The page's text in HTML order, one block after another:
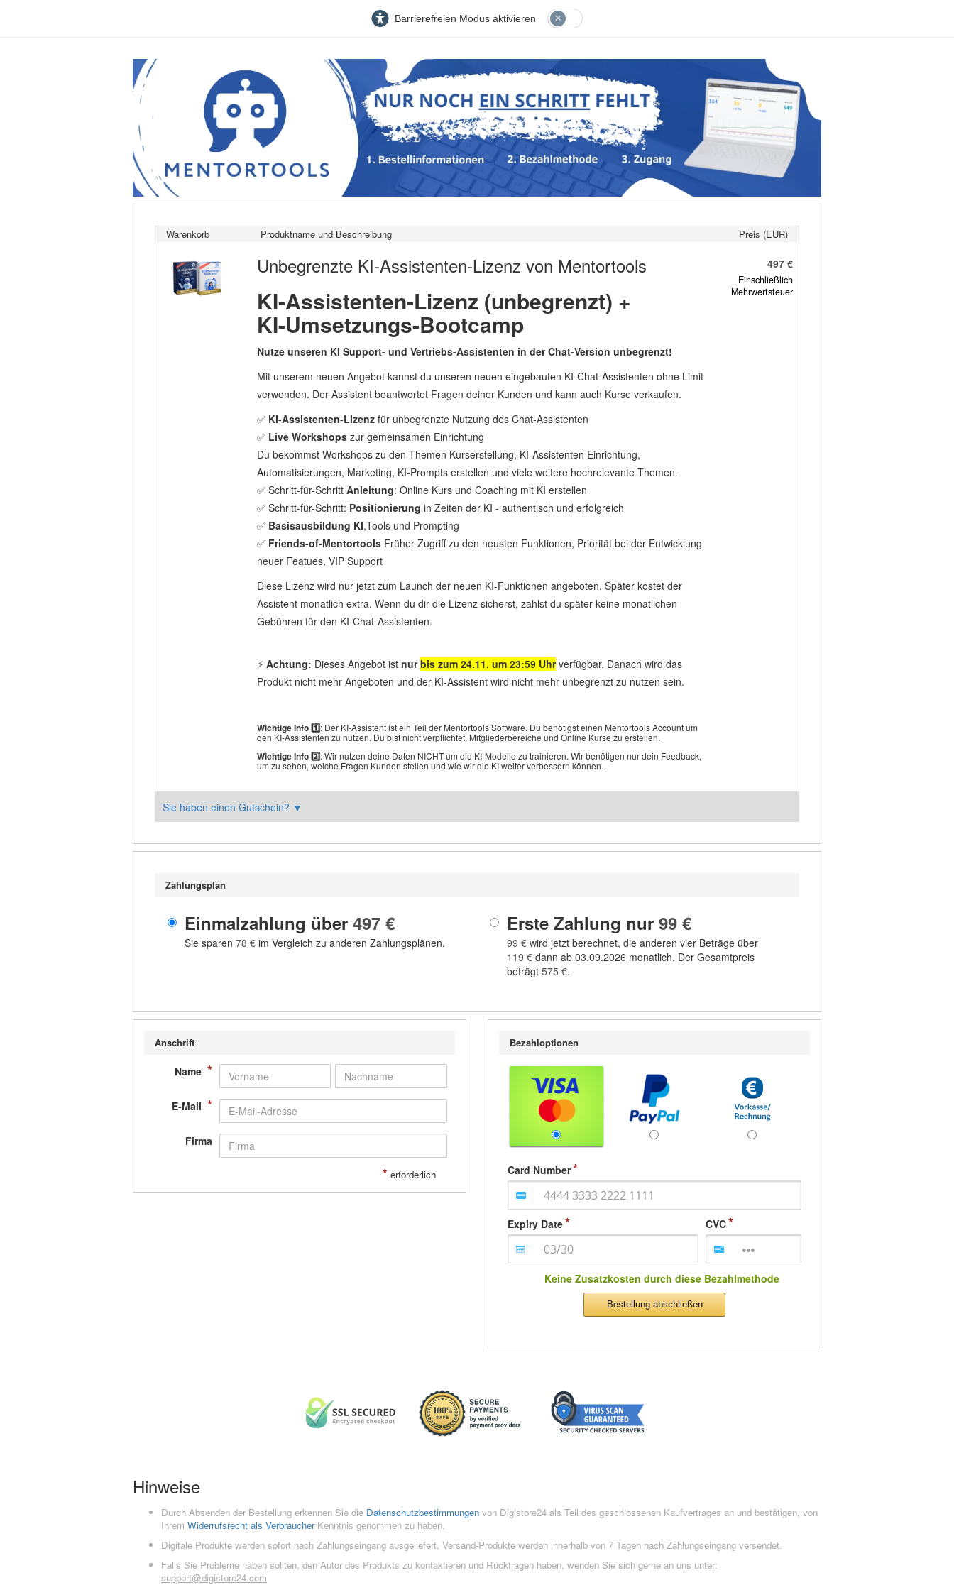
Barrierefreien Modus aktivieren
Warenkorb Produktname und Beschreibung Preis (EUR)
Unbegrenzte KI-Assistenten-Lizenz von Mentortools
KI-Assistenten-Lizenz (unbegrenzt) +
KI-Umsetzungs-Bootcamp
Nutze unseren KI Support- und Vertriebs-Assistenten in der Chat-Version unbegrenzt!
Mit unserem neuen Angebot kannst du unseren neuen eingebauten KI-Chat-Assistenten ohne Limit
verwenden. Der Assistent beantwortet Fragen deiner Kunden und kann auch Kurse verkaufen.
✅ KI-Assistenten-Lizenz für unbegrenzte Nutzung des Chat-Assistenten
✅ Live Workshops zur gemeinsamen Einrichtung
Du bekommst Workshops zu den Themen Kurserstellung, KI-Assistenten Einrichtung,
Automatisierungen, Marketing, KI-Prompts erstellen und viele weitere hochrelevante Themen.
✅ Schritt-für-Schritt Anleitung: Online Kurs und Coaching mit KI erstellen
✅ Schritt-für-Schritt: Positionierung in Zeiten der KI - authentisch und erfolgreich
✅ Basisausbildung KI,Tools und Prompting
✅ Friends-of-Mentortools Früher Zugriff zu den neusten Funktionen, Priorität bei der Entwicklung
neuer Featues, VIP Support
Diese Lizenz wird nur jetzt zum Launch der neuen KI-Funktionen angeboten. Später kostet der
Assistent monatlich extra. Wenn du dir die Lizenz sicherst, zahlst du später keine monatlichen
Gebühren für den KI-Chat-Assistenten.
⚡ Achtung: Dieses Angebot ist nurbis zum 24.11. um 23:59 Uhrverfügbar. Danach wird das
Produkt nicht mehr Angeboten und der KI-Assistent wird nicht mehr unbegrenzt zu nutzen sein.
Wichtige Info 1️⃣: Der KI-Assistent ist ein Teil der Mentortools Software. Du benötigst einen Mentortools Account um
den KI-Assistenten zu nutzen. Du bist nicht verpflichtet, Mitgliederbereiche und Online Kurse zu erstellen.
Wichtige Info 2️⃣: Wir nutzen deine Daten NICHT um die KI-Modelle zu trainieren. Wir benötigen nur dein Feedback,
um zu sehen, welche Fragen Kunden stellen und wie wir die KI weiter verbessern können.
497 €
Einschließlich
Mehrwertsteuer
Sie haben einen Gutschein? ▼
Zahlungsplan
Einmalzahlung über 497 €
Sie sparen 78 € im Vergleich zu anderen Zahlungsplänen.
Erste Zahlung nur 99 €
99 € wird jetzt berechnet, die anderen vier Beträge über
119 € dann ab 03.09.2026 monatlich. Der Gesamtpreis
beträgt 575 €.
Anschrift
Name *
E-Mail *
Firma
* erforderlich
Bezahloptionen
Card Number
Expiry Date CVC
Keine Zusatzkosten durch diese Bezahlmethode
Bestellung abschließen
Hinweise
Durch Absenden der Bestellung erkennen Sie die Datenschutzbestimmungen von Digistore24 als Teil des geschlossenen Kaufvertrages an und bestätigen, von
Ihrem Widerrufsrecht als VerbraucherKenntnis genommen zu haben.
Digitale Produkte werden sofort nach Zahlungseingang ausgeliefert. Versand-Produkte werden innerhalb von 7 Tagen nach Zahlungseingang versendet.
Falls Sie Probleme haben sollten, den Autor des Produkts zu kontaktieren und Rückfragen haben, wenden Sie sich gerne an uns unter:
support@digistore24.com